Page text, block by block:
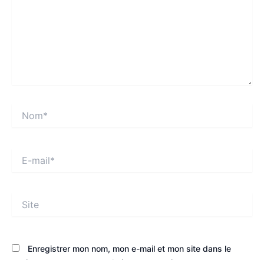
mail*
Enregistrer mon nom, mon e-mail et mon site dans le